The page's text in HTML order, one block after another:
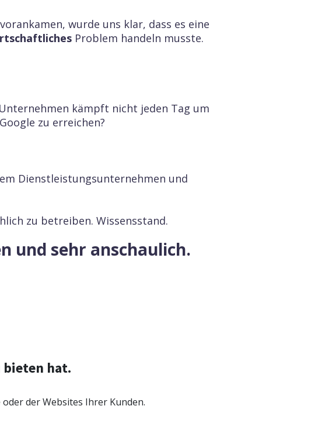
wurde uns klar, dass es eine
Problem handeln musste.
kämpft nicht jeden Tag um
zu erreichen?
Dienstleistungsunternehmen und
zu betreiben. Wissensstand.
und sehr anschaulich.
bieten hat.
der Websites Ihrer Kunden.